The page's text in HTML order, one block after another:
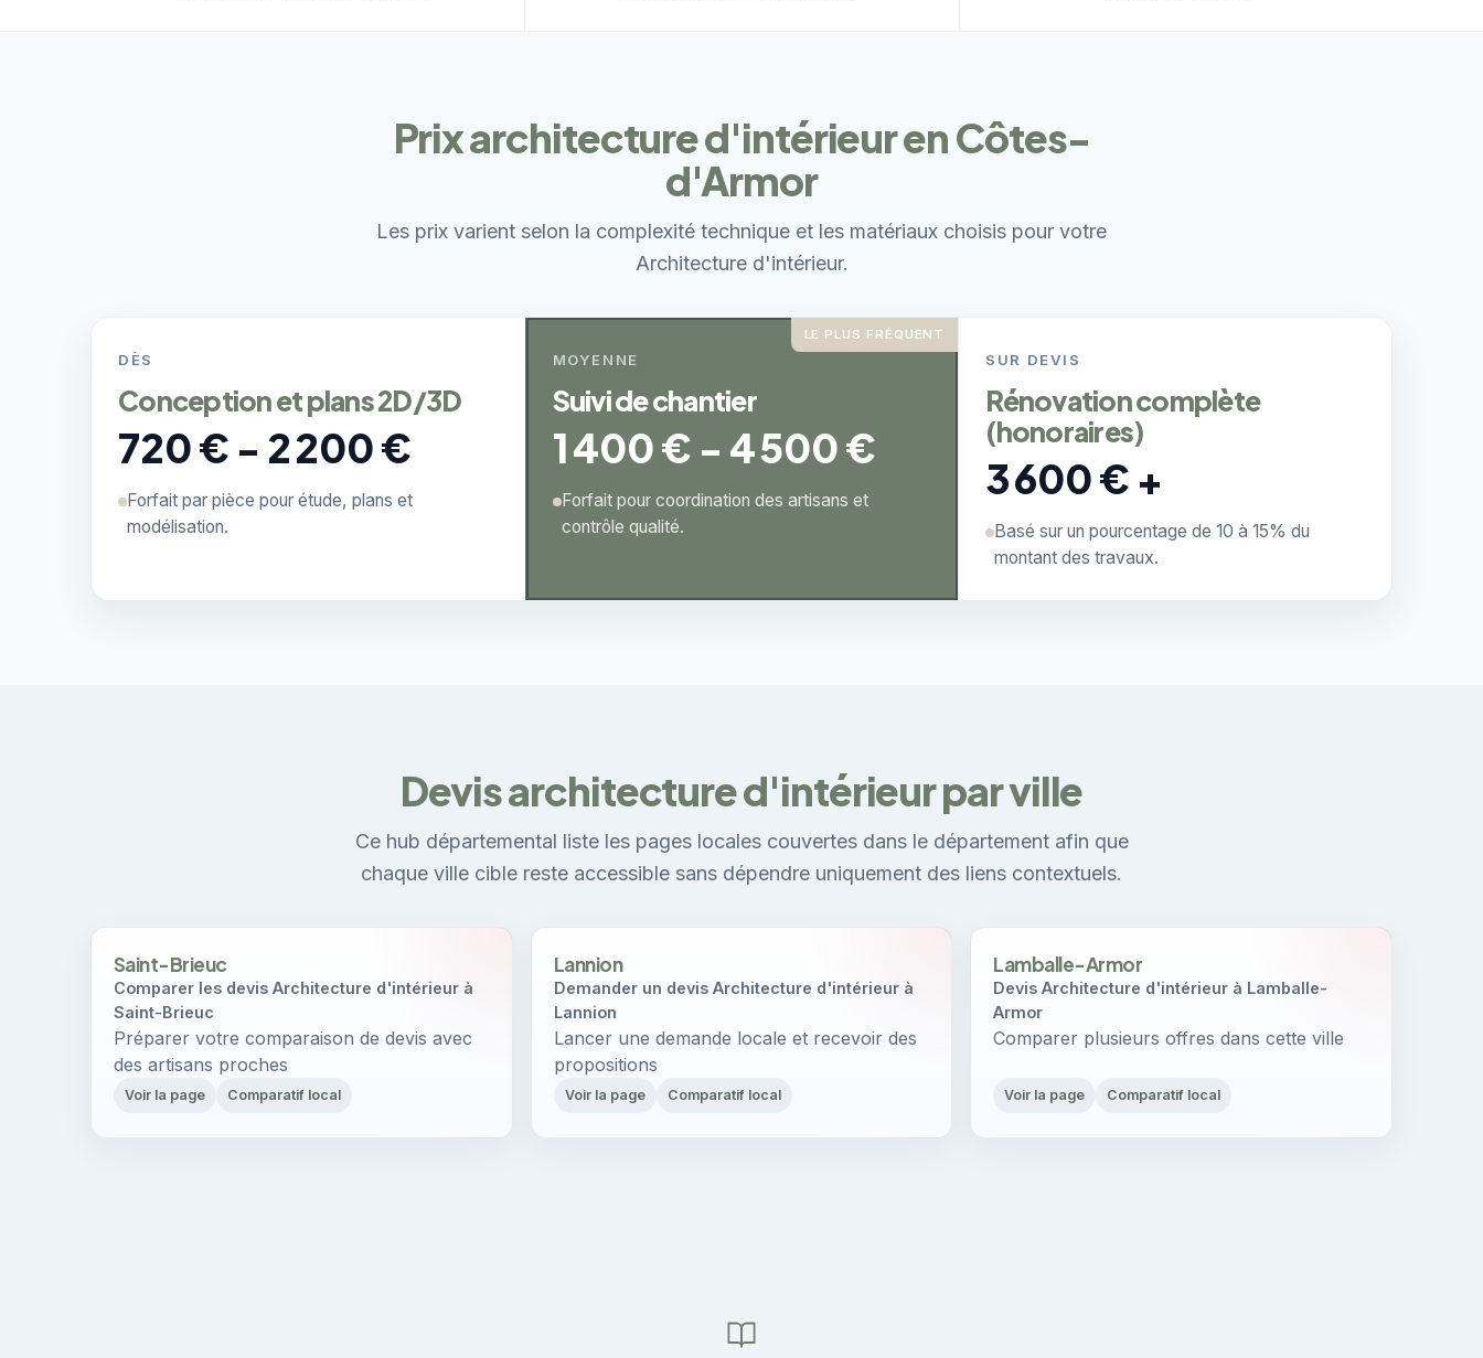
Prix architecture d'intérieur en Côtes-
d'Armor
Les prix varient selon la complexité technique et les matériaux choisis pour votre
Architecture d'intérieur.
DÈS
Conception et plans 2D/3D
720 € - 2 200 €
Forfait par pièce pour étude, plans et
modélisation.
LE PLUS FRÉQUENT
MOYENNE
Suivi de chantier
1 400 € - 4 500 €
Forfait pour coordination des artisans et
contrôle qualité.
SUR DEVIS
Rénovation complète
(honoraires)
3 600 € +
Basé sur un pourcentage de 10 à 15% du
montant des travaux.
Devis architecture d'intérieur par ville
Ce hub départemental liste les pages locales couvertes dans le département afin que
chaque ville cible reste accessible sans dépendre uniquement des liens contextuels.
Saint-Brieuc
Comparer les devis Architecture d'intérieur à
Saint-Brieuc
Préparer votre comparaison de devis avec
des artisans proches
Voir la page Comparatif local
Lannion
Demander un devis Architecture d'intérieur à
Lannion
Lancer une demande locale et recevoir des
propositions
Voir la page Comparatif local
Lamballe-Armor
Devis Architecture d'intérieur à Lamballe-
Armor
Comparer plusieurs offres dans cette ville
Voir la page Comparatif local